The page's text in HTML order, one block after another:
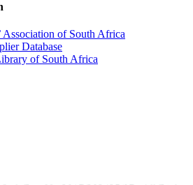
Association of South Africa
Database
of South Africa